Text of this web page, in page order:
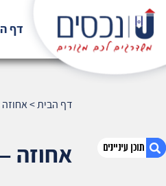
דף
דף הבית>אחוזה
אחוזה